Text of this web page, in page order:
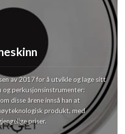
av 2017 for å utvikle og lage sitt
og perkusjonsinstrumenter:
disse årene innså han at
produkt, med
priser.